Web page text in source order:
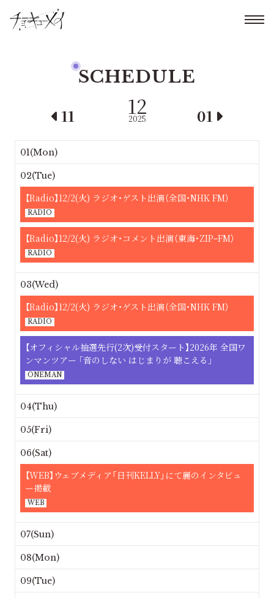
SCHEDULE
12
2025
11 01
01(Mon)
02(Tue)
【Radio】12/2(火) ラジオ・ゲスト出演（全国・NHK FM）
RADIO
【Radio】12/2(火) ラジオ・コメント出演（東海・ZIPｰFM）
RADIO
03(Wed)
【Radio】12/2(火) ラジオ・ゲスト出演（全国・NHK FM）
RADIO
【オフィシャル抽選先行(2次)受付スタート】2026年 全国ワ
ンマンツアー ｢音のしない はじまりが 聴こえる｣
ONEMAN
04(Thu)
05(Fri)
06(Sat)
【WEB】ウェブメディア「日刊KELLY」にて麗のインタビュ
ー掲載
WEB
07(Sun)
08(Mon)
09(Tue)